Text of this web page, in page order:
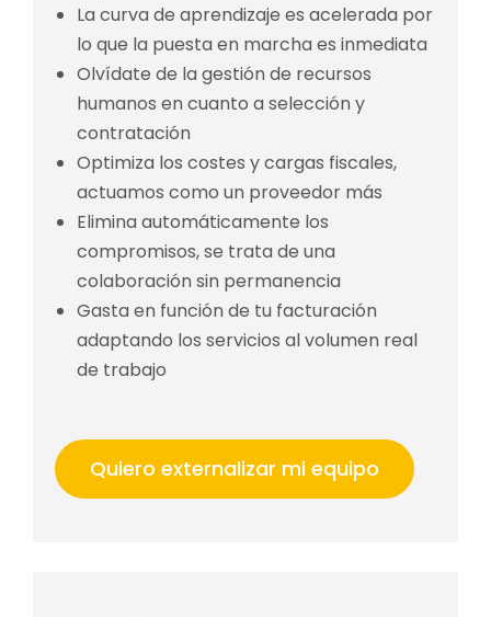
La curva de aprendizaje es acelerada por
lo que la puesta en marcha es inmediata
Olvídate de la gestión de recursos
humanos en cuanto a selección y
contratación
Optimiza los costes y cargas fiscales,
actuamos como un proveedor más
Elimina automáticamente los
compromisos, se trata de una
colaboración sin permanencia
Gasta en función de tu facturación
adaptando los servicios al volumen real
de trabajo
Quiero externalizar mi equipo